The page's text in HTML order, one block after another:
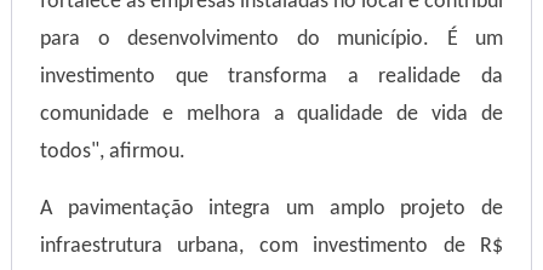
para o desenvolvimento do município. É um
investimento que transforma a realidade da
comunidade e melhora a qualidade de vida de
todos", afirmou.
A pavimentação integra um amplo projeto de
infraestrutura urbana, com investimento de R$